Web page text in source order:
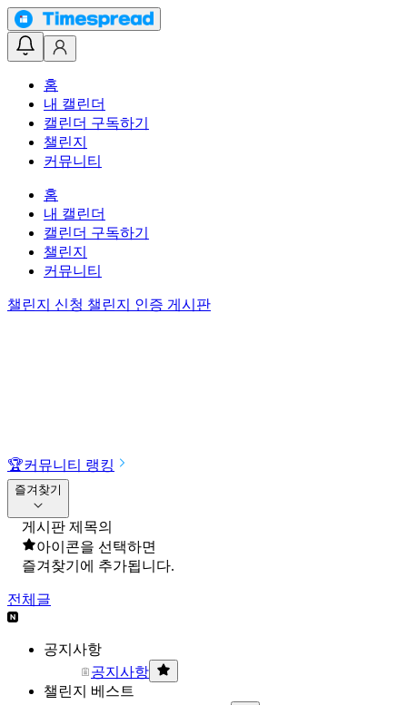
홈
내 캘린더
캘린더 구독하기
챌린지
커뮤니티
홈
내 캘린더
캘린더 구독하기
챌린지
커뮤니티
챌린지 신청 챌린지 인증 게시판
🏆커뮤니티 랭킹
즐겨찾기
게시판 제목의
아이콘을 선택하면
즐겨찾기에 추가됩니다.
전체글
공지사항
공지사항
챌린지 베스트